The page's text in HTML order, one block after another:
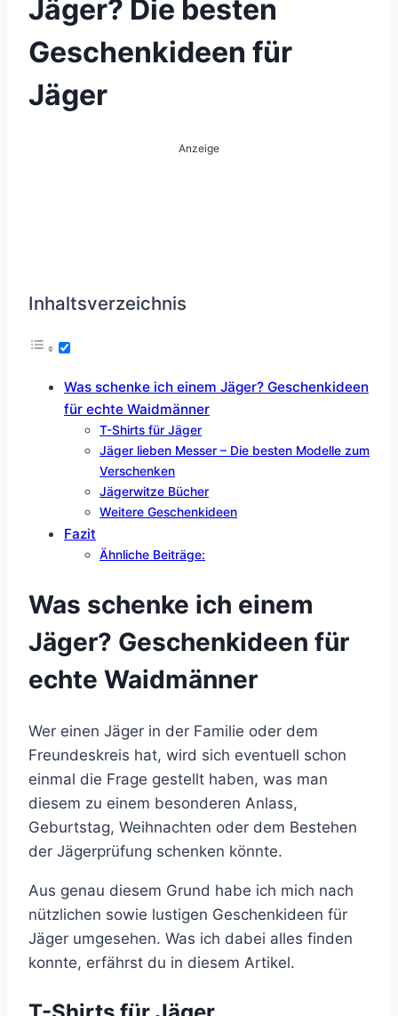
Jäger? Die besten
Geschenkideen für
Jäger
Anzeige
Inhaltsverzeichnis
Was schenke ich einem Jäger? Geschenkideen
für echte Waidmänner
T-Shirts für Jäger
Jäger lieben Messer – Die besten Modelle zum
Verschenken
Jägerwitze Bücher
Weitere Geschenkideen
Fazit
Ähnliche Beiträge:
Was schenke ich einem
Jäger? Geschenkideen für
echte Waidmänner
Wer einen Jäger in der Familie oder dem
Freundeskreis hat, wird sich eventuell schon
einmal die Frage gestellt haben, was man
diesem zu einem besonderen Anlass,
Geburtstag, Weihnachten oder dem Bestehen
der Jägerprüfung schenken könnte.
Aus genau diesem Grund habe ich mich nach
nützlichen sowie lustigen Geschenkideen für
Jäger umgesehen. Was ich dabei alles finden
konnte, erfährst du in diesem Artikel.